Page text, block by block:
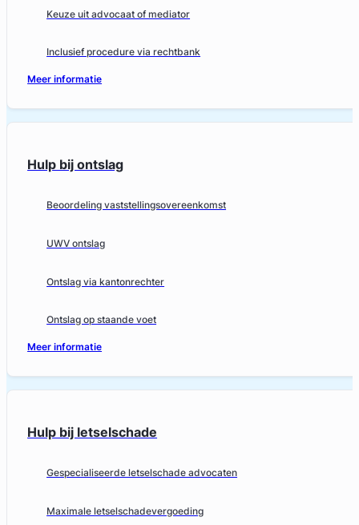
Keuze uit advocaat of mediator
Inclusief procedure via rechtbank
Meer informatie
Hulp bij ontslag
Beoordeling vaststellingsovereenkomst
UWV ontslag
Ontslag via kantonrechter
Ontslag op staande voet
Meer informatie
Hulp bij letselschade
Gespecialiseerde letselschade advocaten
Maximale letselschadevergoeding